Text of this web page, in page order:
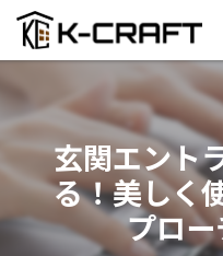
玄関エント
る！美しく
プロ